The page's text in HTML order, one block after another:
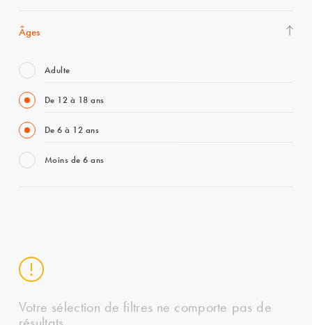
Âges
Adulte
De 12 à 18 ans
De 6 à 12 ans
Moins de 6 ans
Votre sélection de filtres ne comporte pas de